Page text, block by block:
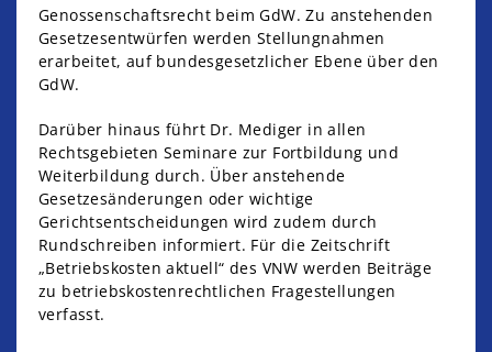
Genossenschaftsrecht beim GdW. Zu anstehenden
Gesetzesentwürfen werden Stellungnahmen
erarbeitet, auf bundesgesetzlicher Ebene über den
GdW.
Darüber hinaus führt Dr. Mediger in allen
Rechtsgebieten Seminare zur Fortbildung und
Weiterbildung durch. Über anstehende
Gesetzesänderungen oder wichtige
Gerichtsentscheidungen wird zudem durch
Rundschreiben informiert. Für die Zeitschrift
„Betriebskosten aktuell“ des VNW werden Beiträge
zu betriebskostenrechtlichen Fragestellungen
verfasst.